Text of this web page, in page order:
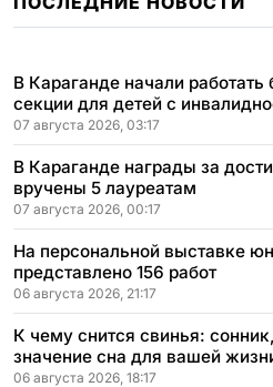
В Караганде начали
секции для детей с
07 августа 2026, 03:17
В Караганде награды за
вручены 5 лауреатам
07 августа 2026, 00:17
На персональной выставке
представлено 156 работ
06 августа 2026, 21:17
К чему снится свинья:
значение сна для вашей
06 августа 2026, 18:17